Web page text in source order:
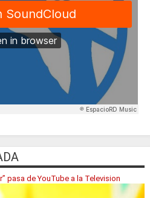
pasa de YouTube a la Television